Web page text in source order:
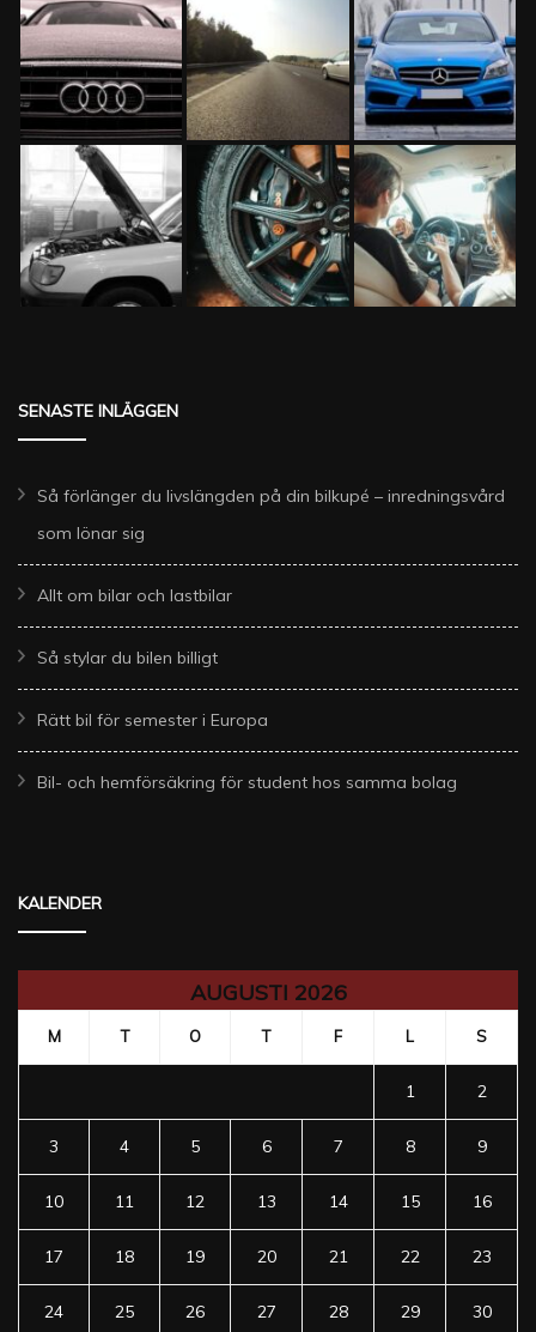
SENASTE INLÄGGEN
Så förlänger du livslängden på din bilkupé – inredningsvård
som lönar sig
Allt om bilar och lastbilar
Så stylar du bilen billigt
Rätt bil för semester i Europa
Bil- och hemförsäkring för student hos samma bolag
KALENDER
AUGUSTI 2026
M T O T F L S
1 2
3 4 5 6 7 8 9
10 11 12 13 14 15 16
17 18 19 20 21 22 23
24 25 26 27 28 29 30